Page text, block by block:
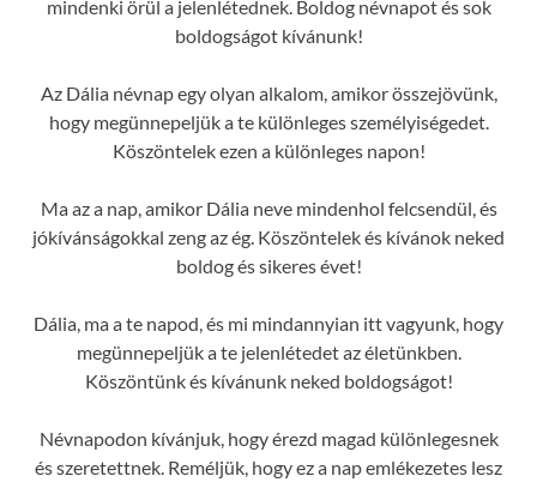
mindenki örül a jelenlétednek. Boldog névnapot és sok
boldogságot kívánunk!
Az Dália névnap egy olyan alkalom, amikor összejövünk,
hogy megünnepeljük a te különleges személyiségedet.
Köszöntelek ezen a különleges napon!
Ma az a nap, amikor Dália neve mindenhol felcsendül, és
jókívánságokkal zeng az ég. Köszöntelek és kívánok neked
boldog és sikeres évet!
Dália, ma a te napod, és mi mindannyian itt vagyunk, hogy
megünnepeljük a te jelenlétedet az életünkben.
Köszöntünk és kívánunk neked boldogságot!
Névnapodon kívánjuk, hogy érezd magad különlegesnek
és szeretettnek. Reméljük, hogy ez a nap emlékezetes lesz